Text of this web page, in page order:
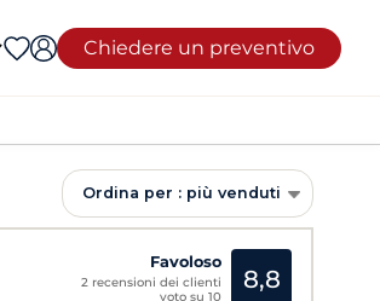
Chiedere un preventivo
Ordina per : più venduti
Favoloso
2 recensioni dei clienti
voto su 10
8,8